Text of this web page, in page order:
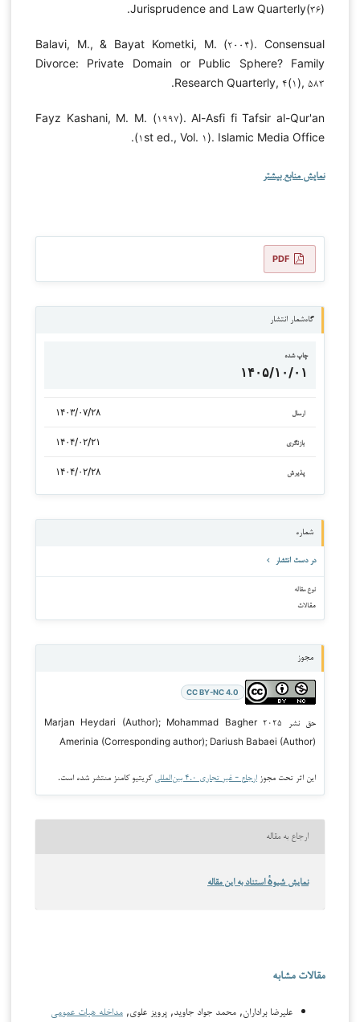
Jurisprudence and Law Quarterly(۳۶).
Balavi, M., & Bayat Kometki, M. (۲۰۰۴). Consensual
Divorce: Private Domain or Public Sphere? Family
Research Quarterly, ۴(۱), ۵۸۳.
Fayz Kashani, M. M. (۱۹۹۷). Al-Asfi fi Tafsir al-Qur'an
(۱st ed., Vol. ۱). Islamic Media Office.
نمایش منابع بیشتر
PDF
گاه‌شمار انتشار
چاپ شده
۱۴۰۵/۱۰/۰۱
ارسال ۱۴۰۳/۰۷/۲۸
بازنگری ۱۴۰۴/۰۲/۲۱
پذیرش ۱۴۰۴/۰۲/۲۸
شماره
در دست انتشار
نوع مقاله
مقالات
مجوز
CC BY-NC 4.0
حق نشر ۲۰۲۵ Marjan Heydari (Author); Mohammad Bagher
Amerinia (Corresponding author); Dariush Babaei (Author)
این اثر تحت مجوز ارجاع - غیر تجاری ۴.۰ بین‌المللی کریتیو کامنز منتشر شده است.
ارجاع به مقاله
نمایش شیوهٔ استناد به این مقاله
مقالات مشابه
علیرضا براداران, محمد جواد جاوید, پرویز علوی, مداخله هیات عمومی